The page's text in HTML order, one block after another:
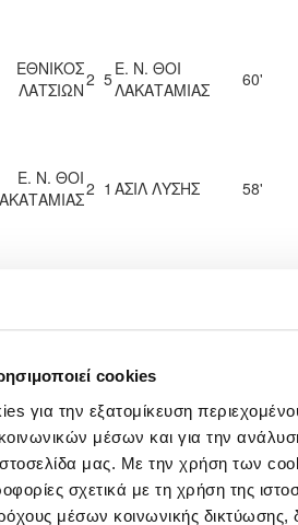
cookies
για την εξατομίκευση
μέσων και για την
μας. Με την χρήση των
σχετικά με τη χρήση της
μέσων κοινωνικής δικτύωσης,
ΕΘΝΙΚΟΣ
ΛΑΤΣΙΩΝ2 5Ε. Ν. ΘΟΙ
ΛΑΚΑΤΑΜΙΑΣ
60'
Ε. Ν. ΘΟΙ2 1 ΑΣΙΛ ΛΥΣΗΣ 58'
ΔΙΓΕΝΗΣ
ΑΚΡΙΤΑΣ
ΜΟΡΦΟΥ
0 1 ΛΑΚΑΤΑΜΙΑΣ
37'
Ε. Ν. ΘΟΙ 1 2
ΑΚΡΙΤΑΣ
49'